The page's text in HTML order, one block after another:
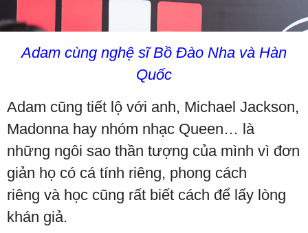
Adam cùng nghệ sĩ Bồ Đào Nha và Hàn
Quốc
Adam cũng tiết lộ với anh, Michael Jackson,
Madonna hay nhóm nhạc Queen… là
những ngôi sao thần tượng của mình vì đơn
giản họ có cá tính riêng, phong cách
riêng và học cũng rất biết cách để lấy lòng
khán giả.